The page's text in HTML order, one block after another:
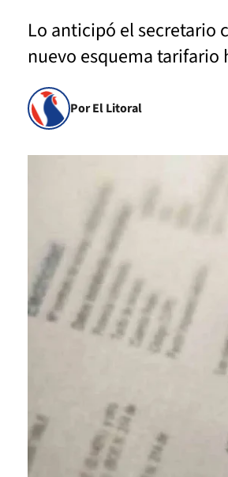
Lo anticipó el secretario
nuevo esquema tarifario
Por El Litoral